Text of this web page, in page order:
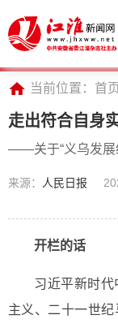
当前位置： 首页
走出符合自身
——关于“义乌发展
来源： 人民日报
开栏的话
习近平新时
主义、二十一世